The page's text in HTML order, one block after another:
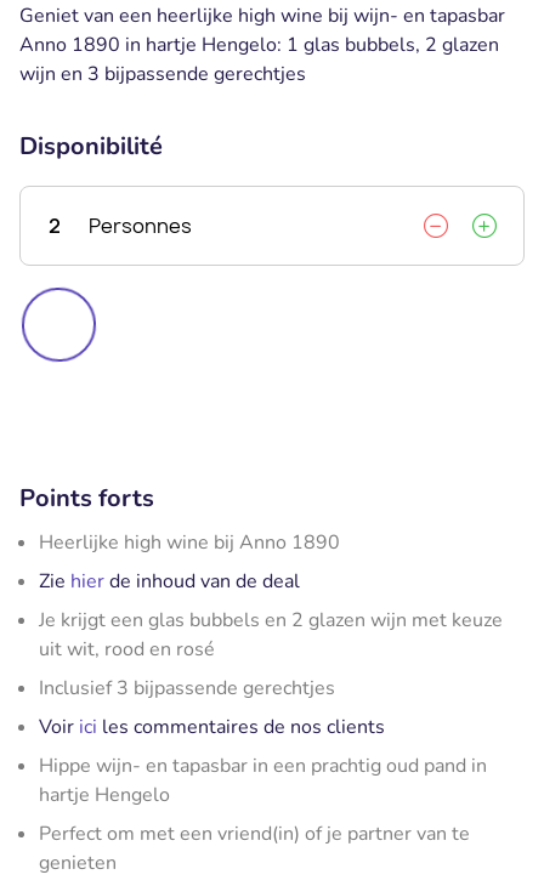
Geniet van een heerlijke high wine bij wijn- en tapasbar
Anno 1890 in hartje Hengelo: 1 glas bubbels, 2 glazen
wijn en 3 bijpassende gerechtjes
Disponibilité
2 Personnes
Points forts
Heerlijke high wine bij Anno 1890
Zie hierde inhoud van de deal
Je krijgt een glas bubbels en 2 glazen wijn met keuze
uit wit, rood en rosé
Inclusief 3 bijpassende gerechtjes
Voir ici les commentaires de nos clients
Hippe wijn- en tapasbar in een prachtig oud pand in
hartje Hengelo
Perfect om met een vriend(in) of je partner van te
genieten